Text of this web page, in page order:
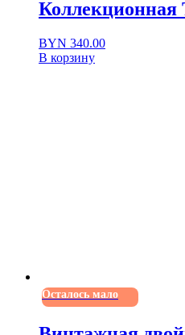
Коллекционная
BYN 340.00
В корзину
Осталось мало